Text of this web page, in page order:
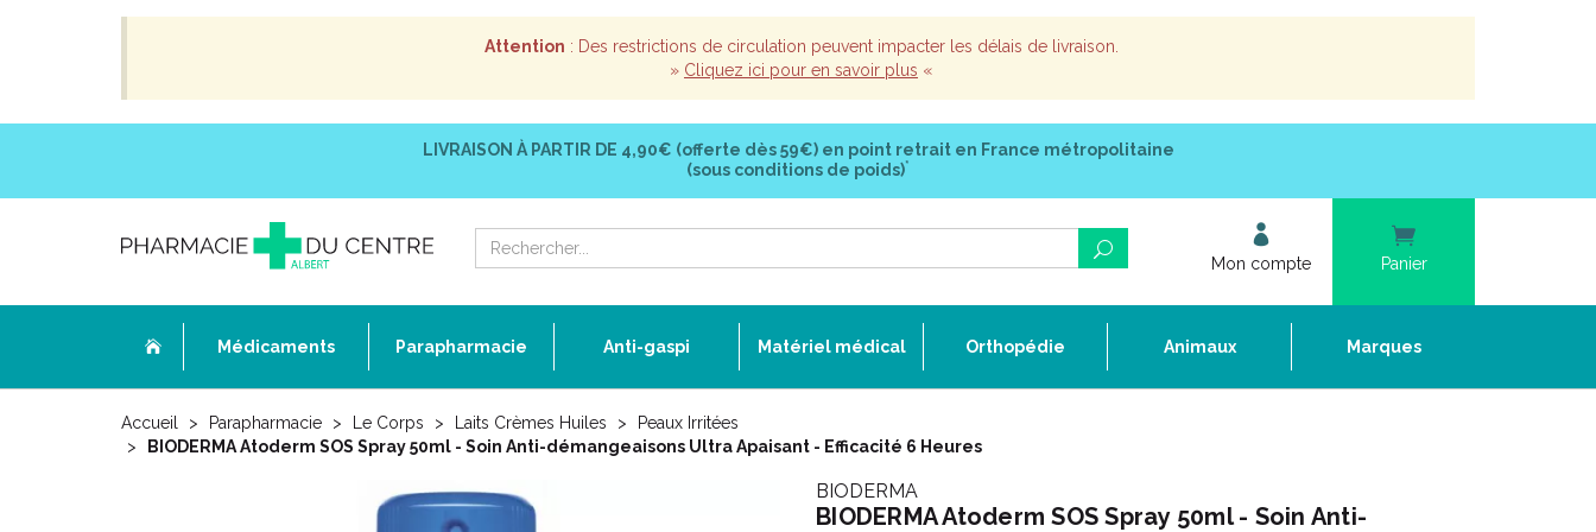
Attention : Des restrictions de circulation peuvent impacter les délais de livraison.
» Cliquez ici pour en savoir plus «
LIVRAISON À PARTIR DE 4,90€ (offerte dès 59€) en point retrait en France métropolitaine
(sous conditions de poids)*
Mon compte Panier
Médicaments Parapharmacie Anti-gaspi Matériel médical Orthopédie Animaux Marques
Accueil Parapharmacie Le Corps Laits Crèmes Huiles
Peaux Irritées
BIODERMA Atoderm SOS Spray 50ml - Soin Anti-démangeaisons Ultra Apaisant - Efficacité 6 Heures
BIODERMA
BIODERMA Atoderm SOS Spray 50ml - Soin Anti-